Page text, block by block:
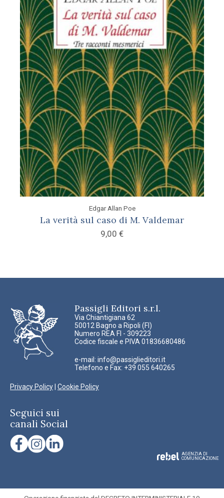
Edgar Allan Poe
La verità sul caso di M. Valdemar
9,00 €
Passigli Editori s.r.l.
Via Chiantigiana 62
50012 Bagno a Ripoli (FI)
Numero REA FI - 309223
Codice fiscale e PIVA 01836680486
e-mail: info@passiglieditori.it
Telefono e Fax: +39 055 640265
Privacy Policy Cookie Policy
Seguici sui
canali Social
AGENZIA DI
COMUNICAZIONE